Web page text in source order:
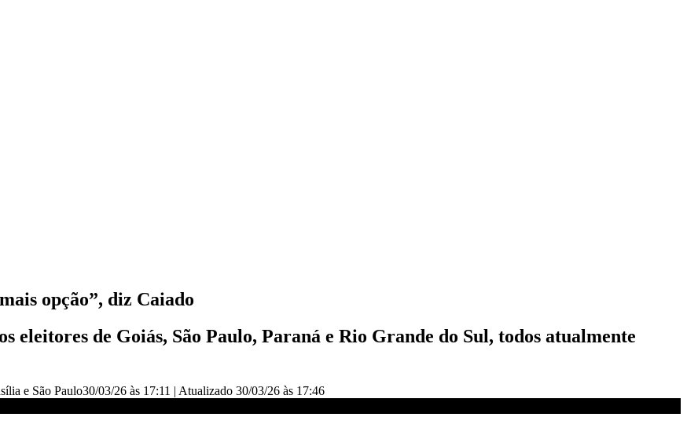
opção”, diz Caiado
eleitores de Goiás, São Paulo, Paraná e Rio Grande do Sul, todos atualmente
e São Paulo30/03/26 às 17:11 | Atualizado 30/03/26 às 17:46